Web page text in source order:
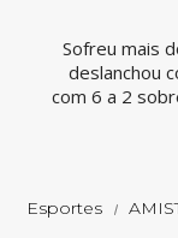
Sofreu mais
deslanchou
com 6 a 2
Esportes